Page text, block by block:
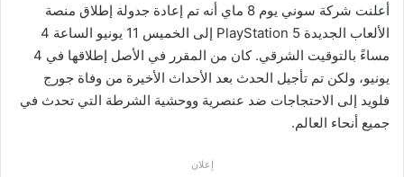
أعلنت شركة سوني يوم 8 ماي أنه تم إعادة جدولة إطلاق منصة
الألعاب الجديدة PlayStation 5 إلى الخميس 11 يونيو الساعة 4
مساءً بالتوقيت الشرقي. كان من المقرر في الأصل إطلاقها في 4
يونيو، ولكن تم تأجيل الحدث بعد الأحداث الأخيرة من وفاة جورج
فلويد إلى الاحتجاجات ضد عنصرية ووحشية الشرطة التي تحدث في
جميع أنحاء العالم.
إعلان